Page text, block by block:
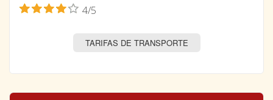
4/5
TARIFAS DE TRANSPORTE